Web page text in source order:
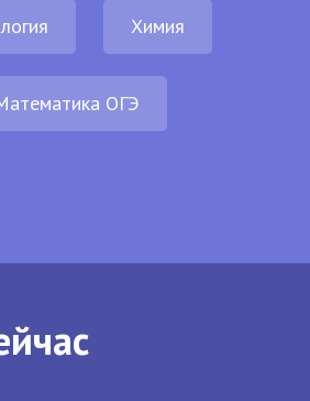
Химия
ОГЭ